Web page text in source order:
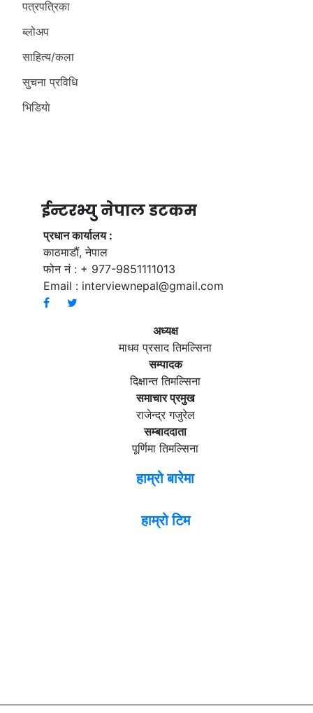
पत्रपत्रिका
ब्लोअप
साहित्य/कला
सुचना प्रविधि
भिडियाे
ईन्टरभ्यु नेपाल डटकम
प्रधान कार्यालय :
काठमाडौं, नेपाल
फोन नं : + 977-9851111013
Email : interviewnepal@gmail.com
अध्यक्ष
माधव प्रसाद तिमल्सिना
सम्पादक
दिक्षान्त तिमल्सिना
समाचार प्रमुख
राजेन्द्र गजुरेल
सम्बाददाता
पूर्णिमा तिमल्सिना
हाम्रो बारेमा
हाम्रो टिम